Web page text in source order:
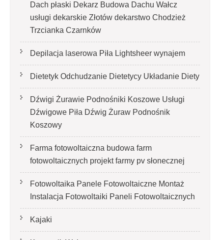
Dach płaski Dekarz Budowa Dachu Wałcz
usługi dekarskie Złotów dekarstwo Chodzież
Trzcianka Czarnków
Depilacja laserowa Piła Lightsheer wynajem
Dietetyk Odchudzanie Dietetycy Układanie Diety
Dźwigi Żurawie Podnośniki Koszowe Usługi
Dźwigowe Piła Dźwig Żuraw Podnośnik
Koszowy
Farma fotowoltaiczna budowa farm
fotowoltaicznych projekt farmy pv słonecznej
Fotowoltaika Panele Fotowoltaiczne Montaż
Instalacja Fotowoltaiki Paneli Fotowoltaicznych
Kajaki